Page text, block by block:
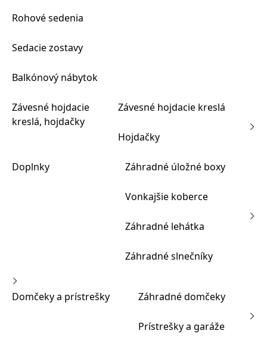
Rohové sedenia
Sedacie zostavy
Balkónový nábytok
Závesné hojdacie
kreslá, hojdačky
Závesné hojdacie kreslá
Hojdačky
Doplnky Záhradné úložné boxy
Vonkajšie koberce
Záhradné lehátka
Záhradné slnečníky
Domčeky a prístrešky Záhradné domčeky
Prístrešky a garáže